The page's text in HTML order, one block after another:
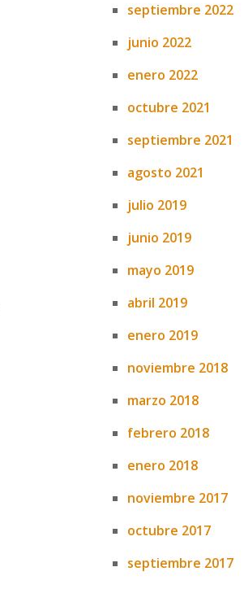
septiembre 2022
junio 2022
enero 2022
octubre 2021
septiembre 2021
agosto 2021
julio 2019
junio 2019
mayo 2019
abril 2019
enero 2019
noviembre 2018
marzo 2018
febrero 2018
enero 2018
noviembre 2017
octubre 2017
septiembre 2017